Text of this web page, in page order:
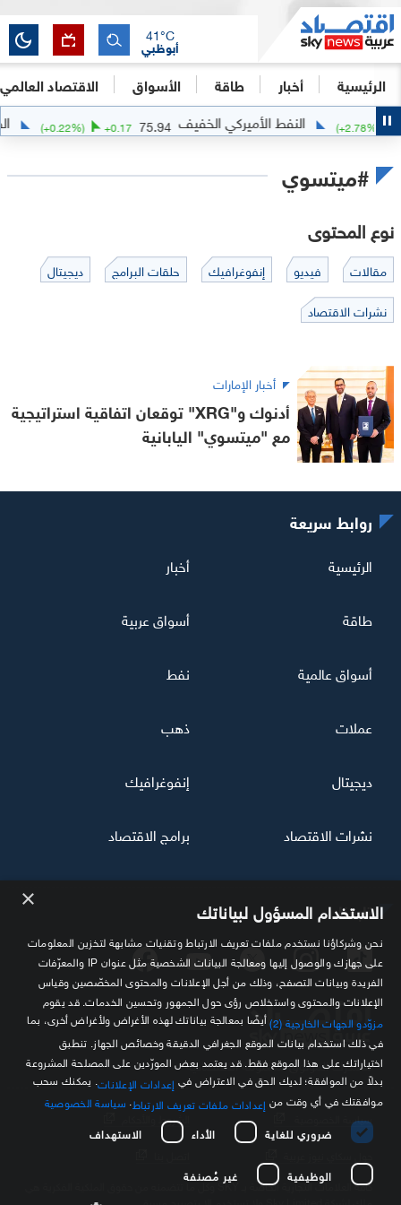
الرئيسية أخبار طاقة الأسواق الاقتصاد العالمي
أبوظبي
41°C
(+2.78%) النفط الأميركي الخفيف 75.94
+ 0.17
(+0.22%)
#ميتسوي
نوع المحتوى
مقالات فيديو إنفوغرافيك حلقات البرامج
ديجيتال
نشرات الاقتصاد
أخبار الإمارات
أدنوك و"XRG" توقعان اتفاقية استراتيجية
مع "ميتسوي" اليابانية
تابعنا
مصدرك الموثوق للمعلومة الاقتصادية
روابط سريعة
الرئيسية أخبار
طاقة أسواق عربية
أسواق عالمية نفط
عملات ذهب
ديجيتال إنفوغرافيك
نشرات الاقتصاد برامج الاقتصاد
سياسة الخصوصية الشروط والأحكام
كافة العلامات التجارية الخاصة بـ SKY وكل ما تتضمنه من حقوق الملكية الفكرية هي
× الاستخدام المسؤول لبياناتك
نحن وشركاؤنا نستخدم ملفات تعريف الارتباط وتقنيات مشابهة لتخزين المعلومات
على جهازك والوصول إليها ومعالجة البيانات الشخصية مثل عنوان IP والمعرّفات
الفريدة وبيانات التصفح، وذلك من أجل الإعلانات والمحتوى المخصّصين وقياس
الإعلانات والمحتوى واستخلاص رؤى حول الجمهور وتحسين الخدمات. قد يقوم
مزوّدو الجهات الخارجية (2)
أيضًا بمعالجة بياناتك لهذه الأغراض ولأغراض أخرى، بما
في ذلك استخدام بيانات الموقع الجغرافي الدقيقة وخصائص الجهاز. تنطبق
اختياراتك على هذا الموقع فقط. قد يعتمد بعض المورّدين على المصلحة المشروعة
بدلاً من الموافقة؛ لديك الحق في الاعتراض في إعدادات الإعلانات . يمكنك سحب
موافقتك في أي وقت من إعدادات ملفات تعريف الارتباط سياسة الخصوصية
ضروري للغاية
الأداء الاستهداف
الوظيفية غير مُصنفة